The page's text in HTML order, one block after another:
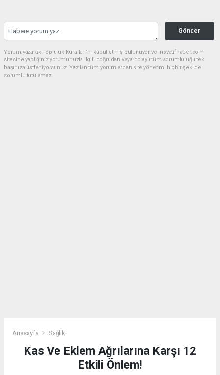
Gönder
Yorum yazarak Topluluk Kuralları’nı kabul etmiş bulunuyor ve inovatifhaber.com
sitesine yaptığınız yorumunuzla ilgili doğrudan veya dolaylı tüm sorumluluğu tek
başınıza üstleniyorsunuz. Yazılan tüm yorumlardan site yönetimi hiçbir şekilde
sorumlu tutulamaz.
Anasayfa Sağlık
Kas Ve Eklem Ağrılarına Karşı 12
Etkili Önlem!